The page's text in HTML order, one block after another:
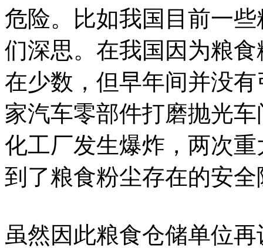
危险。比如我国目前一
们深思。在我国因为粮
在少数，但早年间并没
家汽车零部件打磨抛光
化工厂发生爆炸，两次
到了粮食粉尘存在的安
虽然因此粮食仓储单位